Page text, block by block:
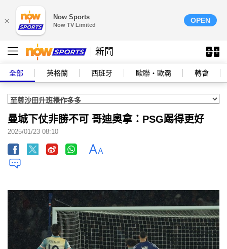
× Now Sports
Now TV Limited
OPEN
新聞
全部 英格蘭 西班牙 歐聯‧歐霸 轉會
曼城下仗非勝不可 哥迪奧拿：PSG踢得更好
2025/01/23 08:10